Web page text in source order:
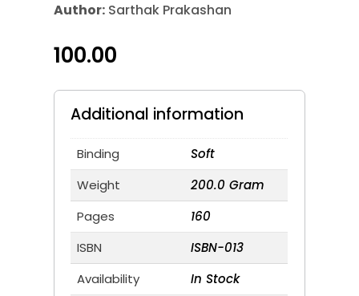
Author: Sarthak Prakashan
100.00
Additional information
Binding
Soft
Weight
200.0 Gram
Pages
160
ISBN
ISBN-013
Availability
In Stock